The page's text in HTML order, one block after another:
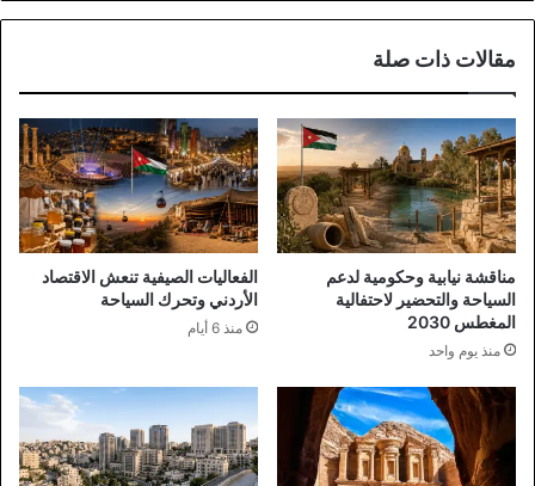
مقالات ذات صلة
مناقشة نيابية وحكومية لدعم
السياحة والتحضير لاحتفالية
المغطس 2030
منذ يوم واحد
الفعاليات الصيفية تنعش الاقتصاد
الأردني وتحرك السياحة
منذ 6 أيام